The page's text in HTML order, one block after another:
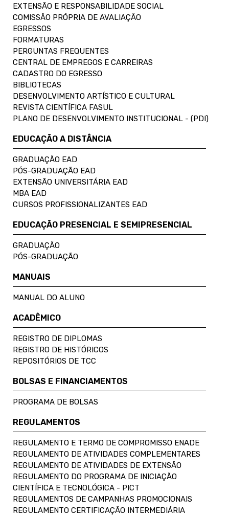
EXTENSÃO E RESPONSABILIDADE SOCIAL
COMISSÃO PRÓPRIA DE AVALIAÇÃO
EGRESSOS
FORMATURAS
PERGUNTAS FREQUENTES
CENTRAL DE EMPREGOS E CARREIRAS
CADASTRO DO EGRESSO
BIBLIOTECAS
DESENVOLVIMENTO ARTÍSTICO E CULTURAL
REVISTA CIENTÍFICA FASUL
PLANO DE DESENVOLVIMENTO INSTITUCIONAL - (PDI)
EDUCAÇÃO A DISTÂNCIA
GRADUAÇÃO EAD
PÓS-GRADUAÇÃO EAD
EXTENSÃO UNIVERSITÁRIA EAD
MBA EAD
CURSOS PROFISSIONALIZANTES EAD
EDUCAÇÃO PRESENCIAL E SEMIPRESENCIAL
GRADUAÇÃO
PÓS-GRADUAÇÃO
MANUAIS
MANUAL DO ALUNO
ACADÊMICO
REGISTRO DE DIPLOMAS
REGISTRO DE HISTÓRICOS
REPOSITÓRIOS DE TCC
BOLSAS E FINANCIAMENTOS
PROGRAMA DE BOLSAS
REGULAMENTOS
REGULAMENTO E TERMO DE COMPROMISSO ENADE
REGULAMENTO DE ATIVIDADES COMPLEMENTARES
REGULAMENTO DE ATIVIDADES DE EXTENSÃO
REGULAMENTO DO PROGRAMA DE INICIAÇÃO
CIENTÍFICA E TECNOLÓGICA - PICT
REGULAMENTOS DE CAMPANHAS PROMOCIONAIS
REGULAMENTO CERTIFICAÇÃO INTERMEDIÁRIA